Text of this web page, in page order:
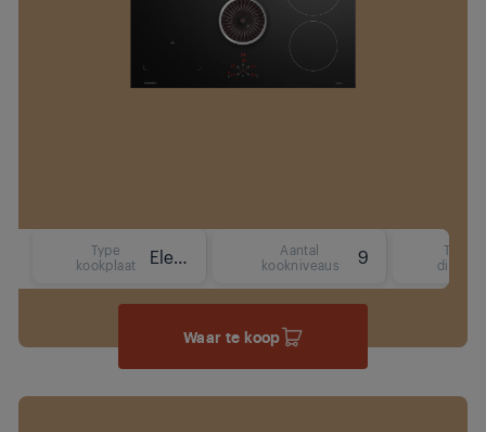
Type
kookplaat
Elektrisch (inductie)
Aantal
kookniveaus
Type
display
Waar te koop